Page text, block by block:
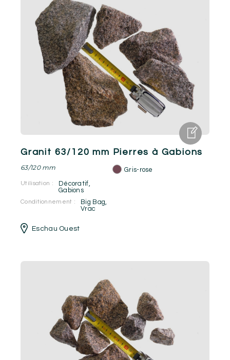
Granit 63/120 mm Pierres à Gabions
63/120 mm Gris-rose
Utilisation : Décoratif
Gabions
Conditionnement : Big Bag
Vrac
Eschau Ouest